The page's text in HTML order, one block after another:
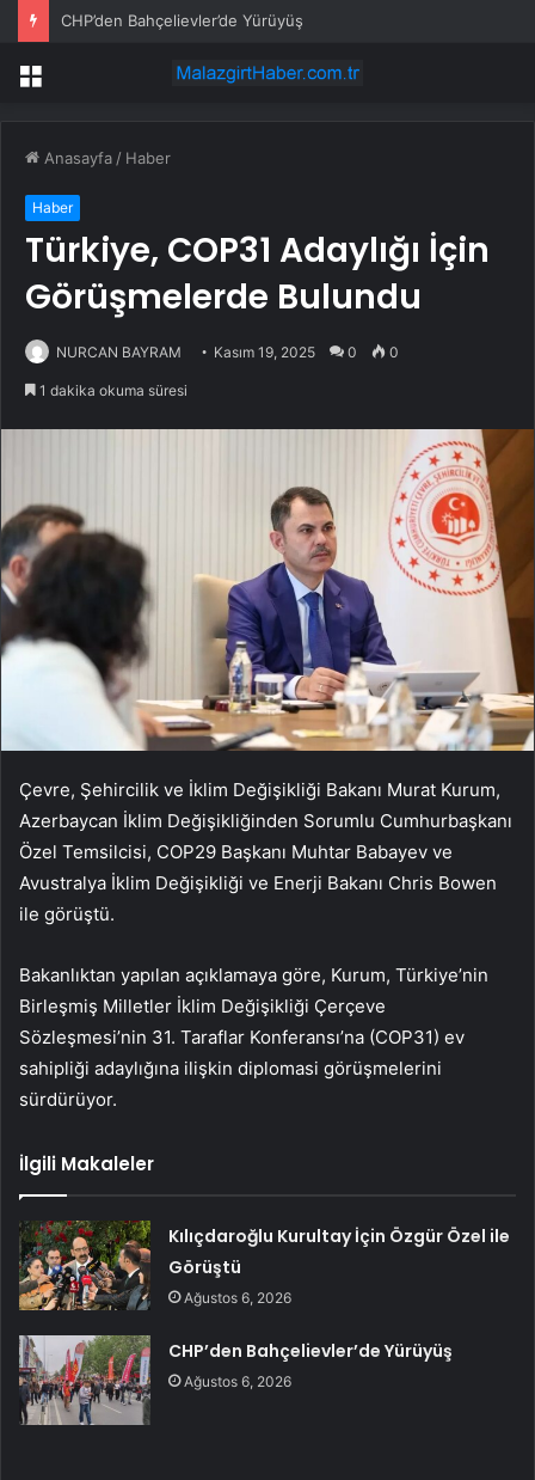
CHP’den Bahçelievler’de Yürüyüş
Menü
Anasayfa / Haber
Haber
Türkiye, COP31 Adaylığı İçin
Görüşmelerde Bulundu
NURCAN BAYRAM Kasım 19, 2025 0 0
1 dakika okuma süresi
Çevre, Şehircilik ve İklim Değişikliği Bakanı Murat Kurum,
Azerbaycan İklim Değişikliğinden Sorumlu Cumhurbaşkanı
Özel Temsilcisi, COP29 Başkanı Muhtar Babayev ve
Avustralya İklim Değişikliği ve Enerji Bakanı Chris Bowen
ile görüştü.
Bakanlıktan yapılan açıklamaya göre, Kurum, Türkiye’nin
Birleşmiş Milletler İklim Değişikliği Çerçeve
Sözleşmesi’nin 31. Taraflar Konferansı’na (COP31) ev
sahipliği adaylığına ilişkin diplomasi görüşmelerini
sürdürüyor.
İlgili Makaleler
Kılıçdaroğlu Kurultay İçin Özgür Özel ile
Görüştü
Ağustos 6, 2026
CHP’den Bahçelievler’de Yürüyüş
Ağustos 6, 2026